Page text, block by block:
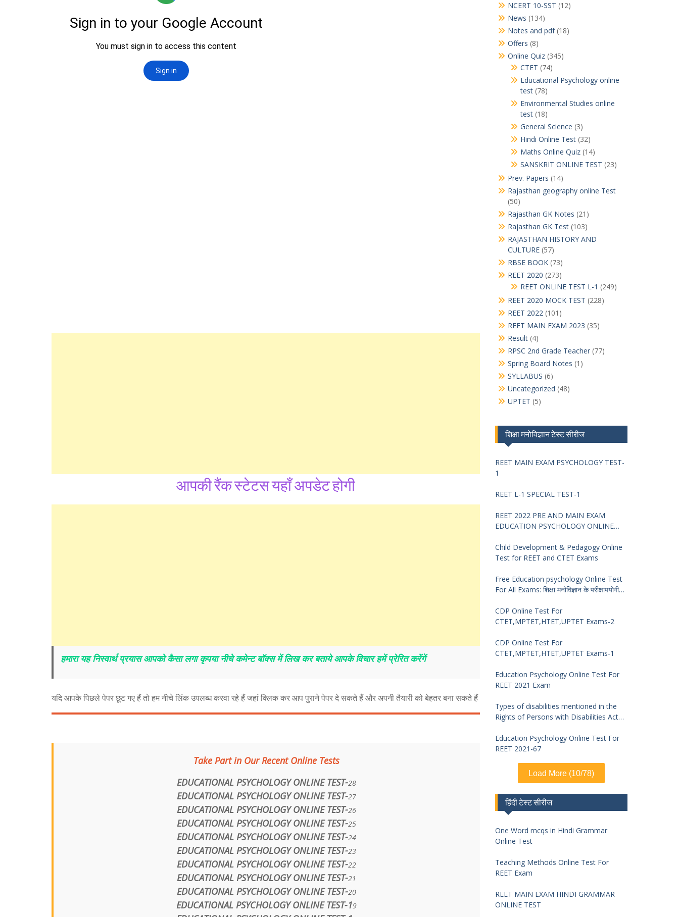
आपकी रैंक स्टेटस यहाँ अपडेट होगी
हमारा यह निस्वार्थ प्रयास आपको कैसा लगा कृपया नीचे कमेन्ट बॉक्स में लिख कर बताये आपके विचार हमें प्रेरित करेंगें
यदि आपके पिछले पेपर छूट गए हैं तो हम नीचे लिंक उपलब्ध करवा रहे हैं जहां क्लिक कर आप पुराने पेपर दे सकते हैं और अपनी तैयारी को बेहतर बना सकते हैं
Take Part in Our Recent Online Tests
EDUCATIONAL PSYCHOLOGY ONLINE TEST-28
EDUCATIONAL PSYCHOLOGY ONLINE TEST-27
EDUCATIONAL PSYCHOLOGY ONLINE TEST-26
EDUCATIONAL PSYCHOLOGY ONLINE TEST-25
EDUCATIONAL PSYCHOLOGY ONLINE TEST-24
EDUCATIONAL PSYCHOLOGY ONLINE TEST-23
EDUCATIONAL PSYCHOLOGY ONLINE TEST-22
EDUCATIONAL PSYCHOLOGY ONLINE TEST-21
EDUCATIONAL PSYCHOLOGY ONLINE TEST-20
EDUCATIONAL PSYCHOLOGY ONLINE TEST-19
NCERT 10-SST (12)
News (134)
Notes and pdf(18)
Offers (8)
Online Quiz(345)
CTET (74)
Educational Psychology online
test(78)
Environmental Studies online
test(18)
General Science (3)
Hindi Online Test(32)
Maths Online Quiz(14)
SANSKRIT ONLINE TEST (23)
Prev. Papers (14)
Rajasthan geography online Test
(50)
Rajasthan GK Notes (21)
Rajasthan GK Test(103)
RAJASTHAN HISTORY AND
CULTURE(57)
RBSE BOOK(73)
REET 2020 (273)
REET ONLINE TEST L-1 (249)
REET 2020 MOCK TEST (228)
REET 2022(101)
REET MAIN EXAM 2023 (35)
Result(4)
RPSC 2nd Grade Teacher(77)
Spring Board Notes (1)
SYLLABUS (6)
Uncategorized (48)
UPTET (5)
शिक्षा मनोविज्ञान टेस्ट सीरीज
REET MAIN EXAM PSYCHOLOGY TEST-
1
REET L-1 SPECIAL TEST-1
REET 2022 PRE AND MAIN EXAM
EDUCATION PSYCHOLOGY ONLINE
Child Development & Pedagogy Online
Test for REET and CTET Exams
Free Education psychology Online Test
For All Exams: शिक्षा मनोविज्ञान के परीक्षापयोगी
CDP Online Test For
CTET,MPTET,HTET,UPTET Exams-2
CDP Online Test For
CTET,MPTET,HTET,UPTET Exams-1
Education Psychology Online Test For
REET 2021 Exam
Types of disabilities mentioned in the
Rights of Persons with Disabilities Act
Education Psychology Online Test For
REET 2021-67
Load More (10/78)
हिंदी टेस्ट सीरीज
One Word mcqs in Hindi Grammar
Online Test
Teaching Methods Online Test For
REET Exam
REET MAIN EXAM HINDI GRAMMAR
ONLINE TEST